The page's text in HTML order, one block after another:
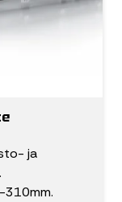
ja
310mm.